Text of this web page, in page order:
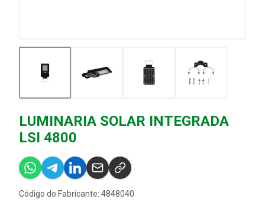
LUMINARIA SOLAR INTEGRADA
LSI 4800
Código do Fabricante: 4848040